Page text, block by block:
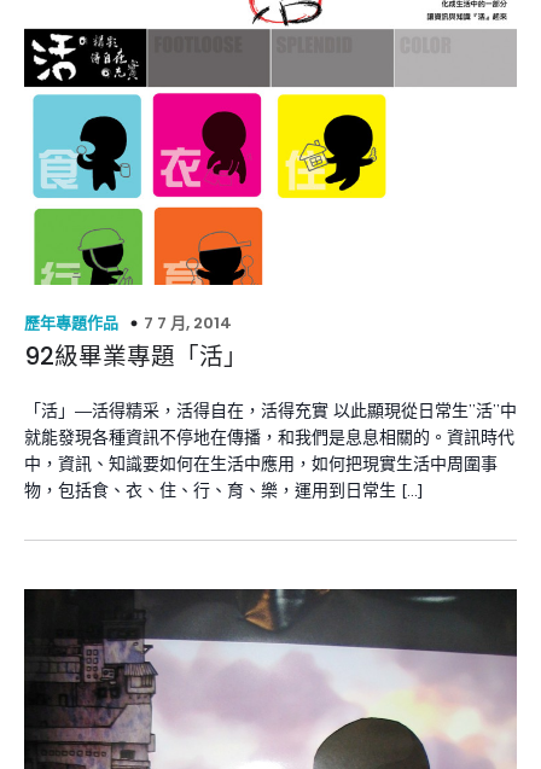
歷年專題作品 7 7 月, 2014
92級畢業專題「活」
「活」—活得精采，活得自在，活得充實 以此顯現從日常生”活”中
就能發現各種資訊不停地在傳播，和我們是息息相關的。資訊時代
中，資訊、知識要如何在生活中應用，如何把現實生活中周圍事
物，包括食、衣、住、行、育、樂，運用到日常生 […]